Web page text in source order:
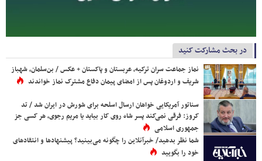
در بحث مشارکت کنید
نماز جماعت سران ترکیه، عربستان و پاکستان + عکس / بن‌سلمان، شهباز
شریف و اردوغان پس از امضای پیمان دفاع مشترک نماز خواندند
سناتور آمریکایی خواهان ارسال اسلحه برای شورش در ایران شد / تد
کروز: فرقی نمی‌کند پسر شاه روی کار بیاید یا مریم رجوی، هر کسی جز
جمهوری اسلامی
شما نظر بدهید/ خبرآنلاین را چگونه می‌بینید؟ پیشنهادها و انتقادهای
خود را بگویید